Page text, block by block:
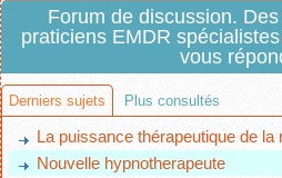
Forum de discussion.
praticiens EMDR
vous
Derniers sujets Plus consultés
La puissance thérapeutique de la
Nouvelle hypnotherapeute